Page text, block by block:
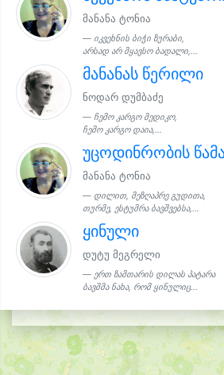
მანანა ტონია
იკვეხნის ბიჭი ზურაბი,
არსად არ მყავსო ბადალი,...
მანანას წერილი
ნოდარ დუმბაძე
ჩემო კარგო მედიკო,
ჩემო კარგო დაია,...
უცოდინრობის
მანანა ტონია
დილით, მეზღაპრე გუდითა,
თურმე, ესტუმრა ბავშვებსა,...
ყინული
დუტუ მეგრელი
ერთ ზამთარის დილას პატარა
ბავშმა ნახა, რომ ყინულიც...